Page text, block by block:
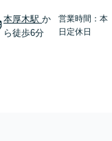
本厚木駅か
ら徒歩6分
営業時間：本
日定休日